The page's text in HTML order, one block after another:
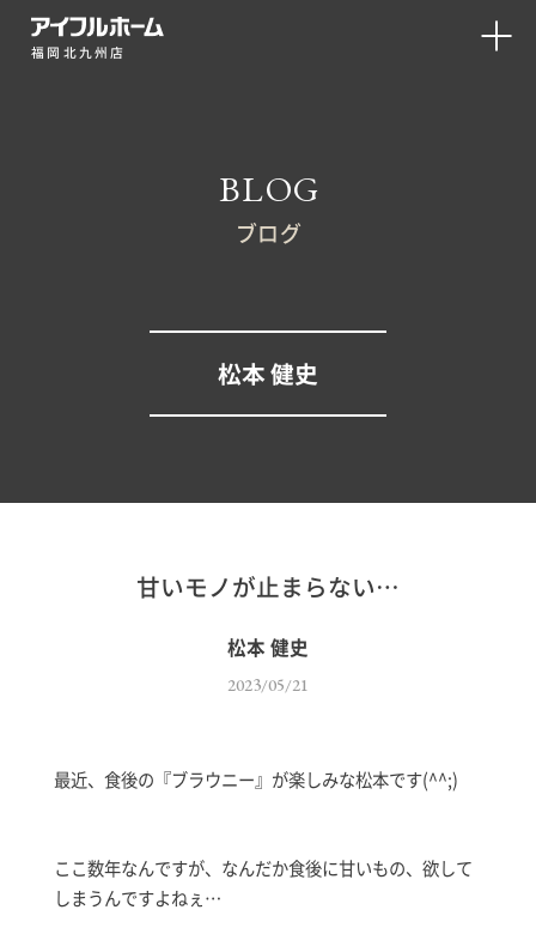
福岡北九州店
BLOG
ブログ
松本 健史
甘いモノが止まらない…
松本 健史
2023/05/21
最近、食後の『ブラウニー』が楽しみな松本です(^^;)
ここ数年なんですが、なんだか食後に甘いもの、欲して
しまうんですよねぇ…